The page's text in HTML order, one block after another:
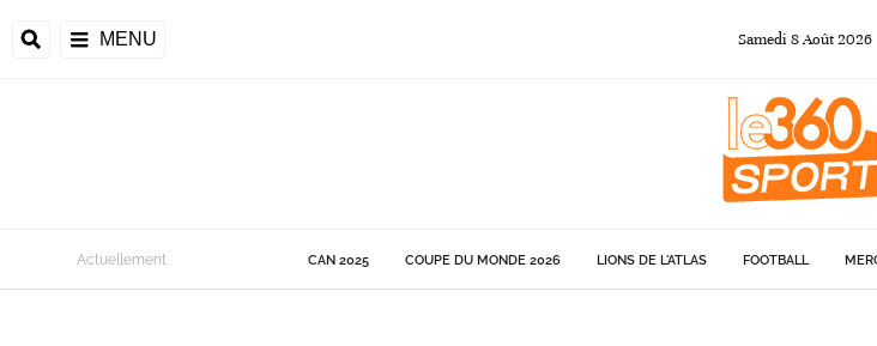
MENU Samedi 8Août2026
de la CAF
Actuellement CAN 2025 COUPE DU MONDE 2026 LIONS DE L'ATLAS FOOTBALL